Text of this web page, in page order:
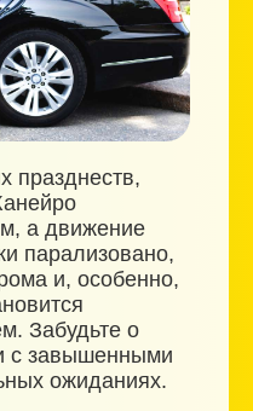
празднеств,
а движение
парализовано,
и, особенно,
Забудьте о
с завышенными
ожиданиях.